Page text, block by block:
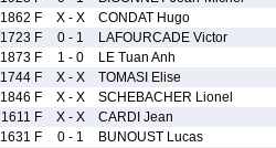
1862 F X - X CONDAT Hugo
1723 F 0 - 1 LAFOURCADE Victor
1873 F 1 - 0 LE Tuan Anh
1744 F X - X TOMASI Elise
1846 F X - X SCHEBACHER Lionel
1611 F X - X CARDI Jean
1631 F 0 - 1 BUNOUST Lucas